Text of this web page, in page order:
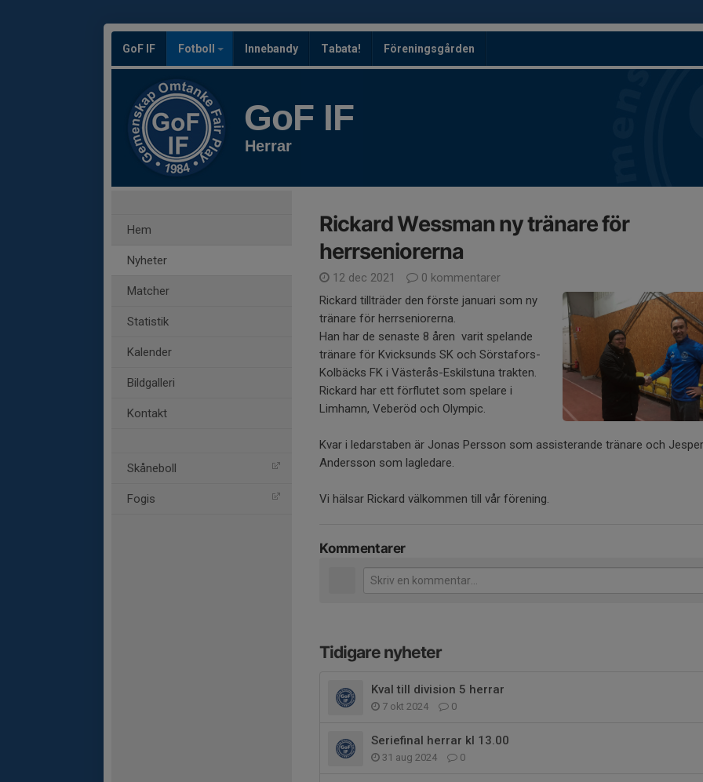
GoF IF Fotboll Innebandy Tabata! Föreningsgården
GoF IF
Herrar
Hem
Nyheter
Matcher
Statistik
Kalender
Bildgalleri
Kontakt
Skåneboll
Fogis
Rickard Wessman ny tränare för
herrseniorerna
12 dec 2021
0 kommentarer
Rickard tillträder den förste januari som ny
tränare för herrseniorerna.
Han har de senaste 8 åren varit spelande
tränare för Kvicksunds SK och Sörstafors-
Kolbäcks FK i Västerås-Eskilstuna trakten.
Rickard har ett förflutet som spelare i
Limhamn, Veberöd och Olympic.
Kvar i ledarstaben är Jonas Persson som assisterande tränare och Jesper
Andersson som lagledare.
Vi hälsar Rickard välkommen till vår förening.
Kommentarer
Tidigare nyheter
Kval till division 5 herrar
7 okt 2024 0
Seriefinal herrar kl 13.00
31 aug 2024 0